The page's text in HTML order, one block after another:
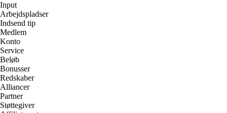
Input
Arbejdspladser
Indsend tip
Medlem
Konto
Service
Beløb
Bonusser
Redskaber
Alliancer
Partner
Støttegiver